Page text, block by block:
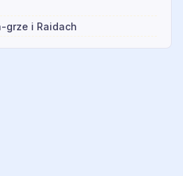
grze i Raidach